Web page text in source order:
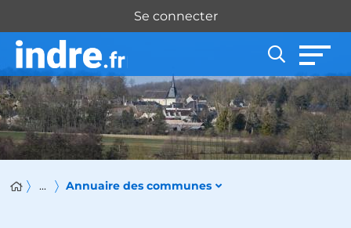
Panneau de gestion des cookies
Se connecter
... Annuaire des communes